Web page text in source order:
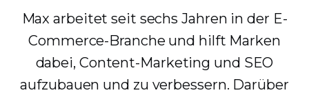
Max arbeitet seit sechs Jahren in der E-
Commerce-Branche und hilft Marken
dabei, Content-Marketing und SEO
aufzubauen und zu verbessern. Darüber